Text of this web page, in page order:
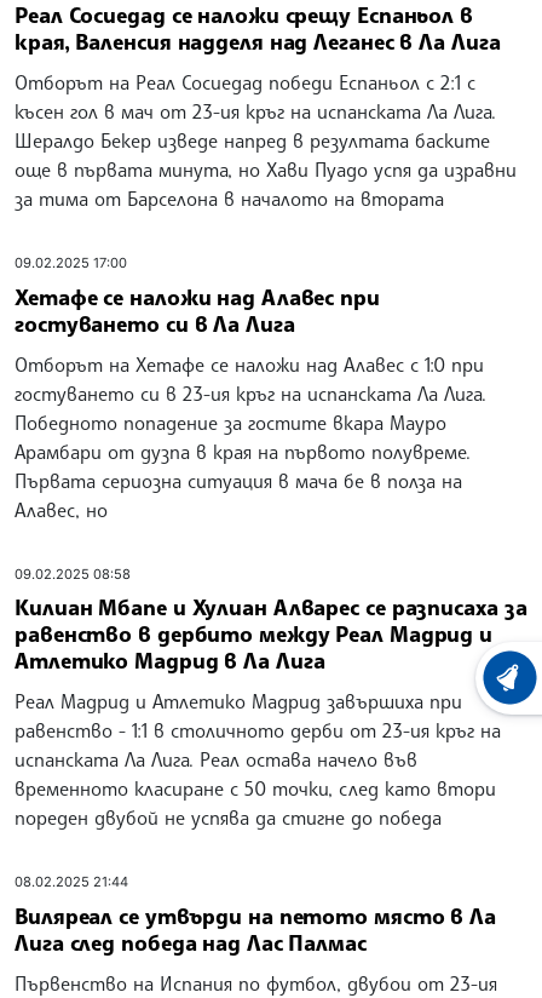
Реал Сосиедад се наложи срещу Еспаньол в
края, Валенсия надделя над Леганес в Ла Лига
Отборът на Реал Сосиедад победи Еспаньол с 2:1 с
късен гол в мач от 23-ия кръг на испанската Ла Лига.
Шералдо Бекер изведе напред в резултата баските
още в първата минута, но Хави Пуадо успя да изравни
за тима от Барселона в началото на втората
09.02.2025 17:00
Хетафе се наложи над Алавес при
гостуването си в Ла Лига
Отборът на Хетафе се наложи над Алавес с 1:0 при
гостуването си в 23-ия кръг на испанската Ла Лига.
Победното попадение за гостите вкара Мауро
Арамбари от дузпа в края на първото полувреме.
Първата сериозна ситуация в мача бе в полза на
Алавес, но
09.02.2025 08:58
Килиан Мбапе и Хулиан Алварес се разписаха за
равенство в дербито между Реал Мадрид и
Атлетико Мадрид в Ла Лига
Реал Мадрид и Атлетико Мадрид завършиха при
равенство - 1:1 в столичното дерби от 23-ия кръг на
испанската Ла Лига. Реал остава начело във
временното класиране с 50 точки, след като втори
пореден двубой не успява да стигне до победа
08.02.2025 21:44
Виляреал се утвърди на петото място в Ла
Лига след победа над Лас Палмас
Първенство на Испания по футбол, двубои от 23-ия